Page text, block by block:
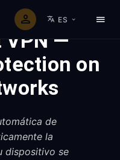
ES
VPN —
on
de
la
dispositivo se